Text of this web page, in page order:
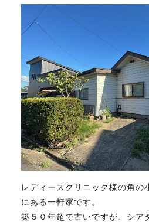
会社概要
スタッフ紹介
マスターのブログ
018-
FAX. 018-
レディースクリニック様の角の
にある一軒家です。
築５０年超で古いですが、シア